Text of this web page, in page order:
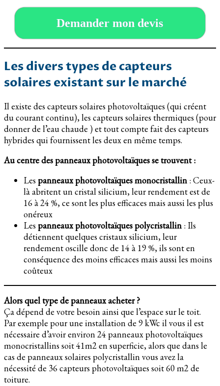
Demander mon devis
Les divers types de capteurs
solaires existant sur le marché
Il existe des capteurs solaires photovoltaïques (qui créent
du courant continu), les capteurs solaires thermiques (pour
donner de l’eau chaude ) et tout compte fait des capteurs
hybrides qui fournissent les deux en même temps.
Au centre des panneaux photovoltaïques se trouvent :
Les panneaux photovoltaïques monocristallin : Ceux-
là abritent un cristal silicium, leur rendement est de
16 à 24 %, ce sont les plus efficaces mais aussi les plus
onéreux
Les panneaux photovoltaïques polycristallin : Ils
détiennent quelques cristaux silicium, leur
rendement oscille donc de 14 à 19 %, ils sont en
conséquence des moins efficaces mais aussi les moins
coûteux
Alors quel type de panneaux acheter ?
Ça dépend de votre besoin ainsi que l’espace sur le toit.
Par exemple pour une installation de 9 kWc il vous il est
nécessaire d’avoir environ 24 panneaux photovoltaïques
monocristallins soit 41m2 en superficie, alors que dans le
cas de panneaux solaires polycristallin vous avez la
nécessité de 36 capteurs photovoltaïques soit 60 m2 de
toiture.